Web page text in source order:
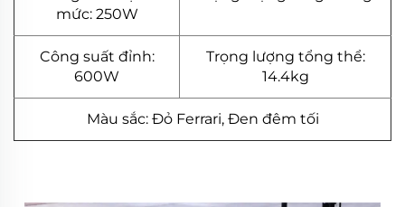
mức: 250W
Công suất đỉnh:
600W
Trọng lượng tổng thể:
14.4kg
Màu sắc: Đỏ Ferrari, Đen đêm tối